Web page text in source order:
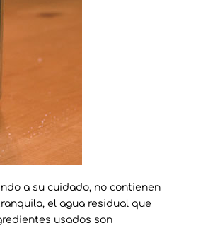
a su cuidado, no contienen
el agua residual que
usados son